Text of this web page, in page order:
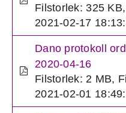
Filstorlek: 325 KB,
2021-02-17
Dano protokoll
2020-04-16
Filstorlek: 2 MB,
2021-02-01